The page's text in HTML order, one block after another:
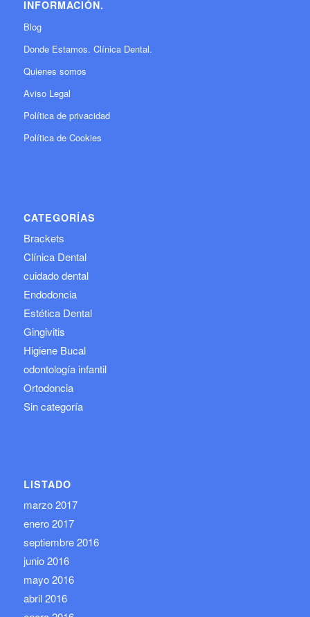
INFORMACIÓN.
Blog
Donde Estamos. Clínica Dental.
Quienes somos
Aviso Legal
Política de privacidad
Política de Cookies
CATEGORÍAS
Brackets
Clínica Dental
cuidado dental
Endodoncia
Estética Dental
Gingivitis
Higiene Bucal
odontología infantil
Ortodoncia
Sin categoría
LISTADO
marzo 2017
enero 2017
septiembre 2016
junio 2016
mayo 2016
abril 2016